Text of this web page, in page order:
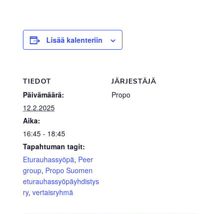
Lisää kalenteriin
TIEDOT
Päivämäärä:
12.2.2025
Aika:
16:45 - 18:45
Tapahtuman tagit:
Eturauhassyöpä, Peer
group, Propo Suomen
eturauhassyöpäyhdistys
ry, vertaisryhmä
JÄRJESTÄJÄ
Propo